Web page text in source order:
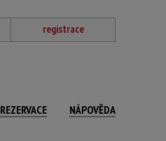
registrace
REZERVACE NÁPOVĚDA